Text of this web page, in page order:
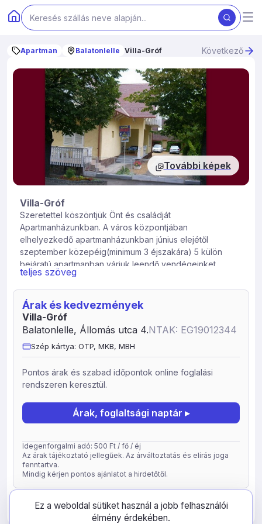
Apartman Balatonlelle Villa-Gróf Következő
További képek
Villa-Gróf
Szeretettel köszöntjük Önt és családját
Apartmanházunkban. A város központjában
elhelyezkedő apartmanházunkban június elejétől
szeptember közepéig(minimum 3 éjszakára) 5 külön
bejáratú apartmanban várjuk leendő vendégeinket.
Ideális családok, nagyobb társaságok részére.
zuhanyzós fürdőszoba, konyhasarok (+mikró), tv
műholdas csatornákkal, wifi, saját terasz, parkolási
lehetőség zárt udvarban.
Programok: cirkusz, vidámpark, szabadtéri színpad,
élményfürdő és homokos part, élelmiszerüzletek, posta,
szórakozóhelyek, éttermek, hajóállomás
garantálja, hogy szívesen térjen vissza hozzánk.
Bababarát szállás: fürdetőkád, gyerekágynemű,
játszótér, asztali etetőszék, kiságy.
A szállashely típusa: apartman
Teraszos Studio 2 fős apartman 1 hálótérrel, max. 2 fő
Teraszos Komfort 2 fős apartman 1 hálótérrel, max. 2 fő
teljes szöveg
Árak és kedvezmények
Villa-Gróf
Balatonlelle, Állomás utca 4.NTAK: EG19012344
Szép kártya: OTP, MKB, MBH
Pontos árak és szabad időpontok online foglalási
rendszeren keresztül.
Árak, foglaltsági naptár ▸
Idegenforgalmi adó: 500 Ft / fő / éj
Az árak tájékoztató jellegűek. Az árváltoztatás és elírás joga
fenntartva.
Mindig kérjen pontos ajánlatot a hirdetőtől.
frissítve: 2026-05-05 78759
Ez a weboldal sütiket használ a jobb felhasználói
élmény érdekében.